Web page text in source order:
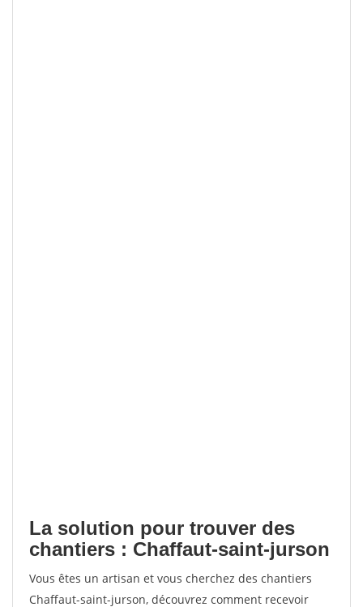
La solution pour trouver des
chantiers : Chaffaut-saint-jurson
Vous êtes un artisan et vous cherchez des chantiers
Chaffaut-saint-jurson, découvrez comment recevoir